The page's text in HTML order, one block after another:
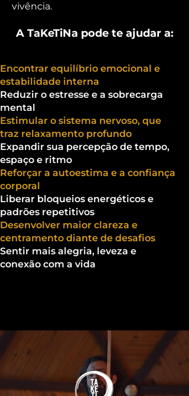
vivência.
A TaKeTiNa pode te ajudar a:
Encontrar equilíbrio emocional e
estabilidade interna
Reduzir o estresse e a sobrecarga
mental
Estimular o sistema nervoso, que
traz relaxamento profundo
Expandir sua percepção de tempo,
espaço e ritmo
Reforçar a autoestima e a confiança
corporal
Liberar bloqueios energéticos e
padrões repetitivos
Desenvolver maior clareza e
centramento diante de desafios
Sentir mais alegria, leveza e
conexão com a vida